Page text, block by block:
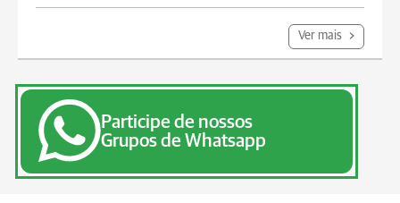
Ver mais
Participe de nossos
Grupos de Whatsapp